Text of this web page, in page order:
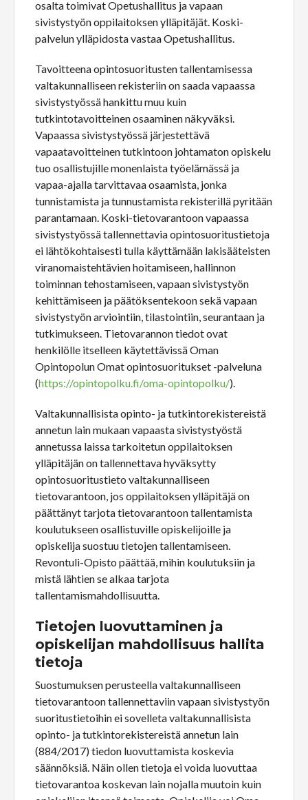
osalta toimivat Opetushallitus ja vapaan
sivistystyön oppilaitoksen ylläpitäjät. Koski-
palvelun ylläpidosta vastaa Opetushallitus.
Tavoitteena opintosuoritusten tallentamisessa
valtakunnalliseen rekisteriin on saada vapaassa
sivistystyössä hankittu muu kuin
tutkintotavoitteinen osaaminen näkyväksi.
Vapaassa sivistystyössä järjestettävä
vapaatavoitteinen tutkintoon johtamaton opiskelu
tuo osallistujille monenlaista työelämässä ja
vapaa-ajalla tarvittavaa osaamista, jonka
tunnistamista ja tunnustamista rekisterillä pyritään
parantamaan. Koski-tietovarantoon vapaassa
sivistystyössä tallennettavia opintosuoritustietoja
ei lähtökohtaisesti tulla käyttämään lakisääteisten
viranomaistehtävien hoitamiseen, hallinnon
toiminnan tehostamiseen, vapaan sivistystyön
kehittämiseen ja päätöksentekoon sekä vapaan
sivistystyön arviointiin, tilastointiin, seurantaan ja
tutkimukseen. Tietovarannon tiedot ovat
henkilölle itselleen käytettävissä Oman
Opintopolun Omat opintosuoritukset -palveluna
(https://opintopolku.fi/oma-opintopolku/).
Valtakunnallisista opinto- ja tutkintorekistereistä
annetun lain mukaan vapaasta sivistystyöstä
annetussa laissa tarkoitetun oppilaitoksen
ylläpitäjän on tallennettava hyväksytty
opintosuoritustieto valtakunnalliseen
tietovarantoon, jos oppilaitoksen ylläpitäjä on
päättänyt tarjota tietovarantoon tallentamista
koulutukseen osallistuville opiskelijoille ja
opiskelija suostuu tietojen tallentamiseen.
Revontuli-Opisto päättää, mihin koulutuksiin ja
mistä lähtien se alkaa tarjota
tallentamismahdollisuutta.
Tietojen luovuttaminen ja
opiskelijan mahdollisuus hallita
tietoja
Suostumuksen perusteella valtakunnalliseen
tietovarantoon tallennettaviin vapaan sivistystyön
suoritustietoihin ei sovelleta valtakunnallisista
opinto- ja tutkintorekistereistä annetun lain
(884/2017) tiedon luovuttamista koskevia
säännöksiä. Näin ollen tietoja ei voida luovuttaa
tietovarantoa koskevan lain nojalla muutoin kuin